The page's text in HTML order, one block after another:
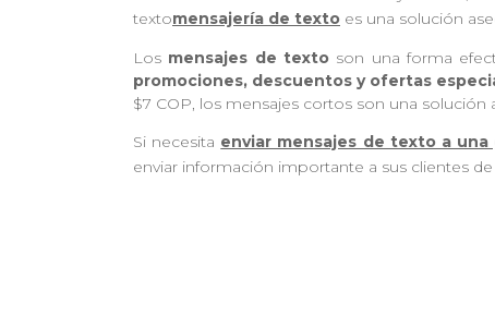
textomensajería de texto es una solución
Los mensajes de texto son una forma
promociones, descuentos y ofertas
$7 COP, los mensajes cortos son una solución
Si necesita enviar mensajes de texto a
enviar información importante a sus clientes